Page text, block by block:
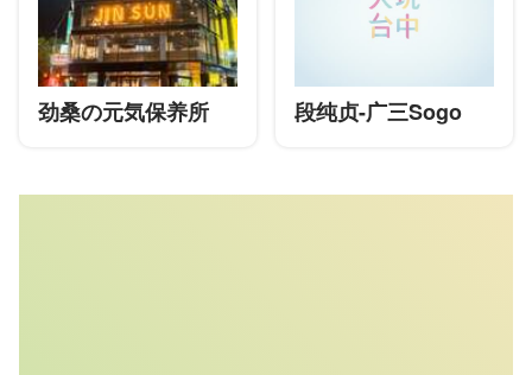
劲桑の元気保养所 段纯贞-广三Sogo